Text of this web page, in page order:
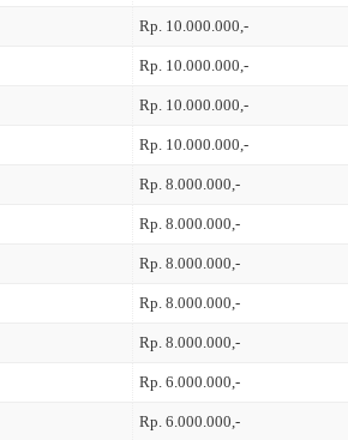
Rp. 10.000.000,-
Rp. 10.000.000,-
Rp. 10.000.000,-
Rp. 10.000.000,-
Rp. 8.000.000,-
Rp. 8.000.000,-
Rp. 8.000.000,-
Rp. 8.000.000,-
Rp. 8.000.000,-
Rp. 6.000.000,-
Rp. 6.000.000,-